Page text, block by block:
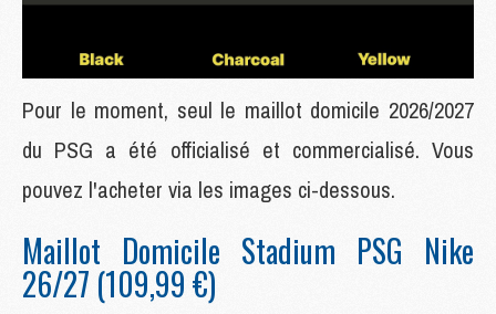
Pour le moment, seul le maillot domicile 2026/2027
du PSG a été officialisé et commercialisé. Vous
pouvez l'acheter via les images ci-dessous.
Maillot Domicile Stadium PSG Nike
26/27 (109,99 €)